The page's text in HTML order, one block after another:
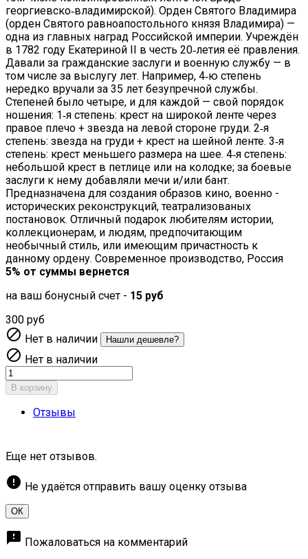
георгиевско‑владимирской). Орден Святого Владимира
(орден Святого равноапостольного князя Владимира) —
одна из главных наград Российской империи. Учреждён
в 1782 году Екатериной II в честь 20‑летия её правления.
Давали за гражданские заслуги и военную службу — в
том числе за выслугу лет. Например, 4‑ю степень
нередко вручали за 35 лет безупречной службы.
Степеней было четыре, и для каждой — свой порядок
ношения: 1‑я степень: крест на широкой ленте через
правое плечо + звезда на левой стороне груди. 2‑я
степень: звезда на груди + крест на шейной ленте. 3‑я
степень: крест меньшего размера на шее. 4‑я степень:
небольшой крест в петлице или на колодке; за боевые
заслуги к нему добавляли мечи и/или бант.
Предназначена для создания образов кино, военно -
исторических реконструкций, театрализованых
постановок. Отличный подарок любителям истории,
коллекционерам, и людям, предпочитающим
необычный стиль, или имеющим причастность к
данному ордену. Современное производство, Россия
5% от суммы вернется
на ваш бонусный счет - 15 руб
300 руб
 Нет в наличии Нашли дешевле?
 Нет в наличии
В корзину
Отзывы
Еще нет отзывов.
error Не удаётся отправить вашу оценку отзыва
ОК
feedback Пожаловаться на комментарий